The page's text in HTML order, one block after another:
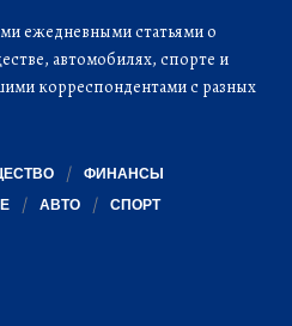
ежедневными статьями о
автомобилях, спорте и
корреспондентами с разных
ФИНАНСЫ
АВТО СПОРТ